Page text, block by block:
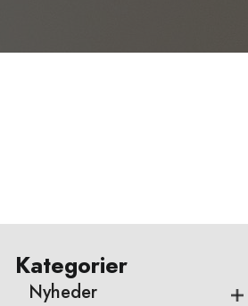
Kategorier
Nyheder